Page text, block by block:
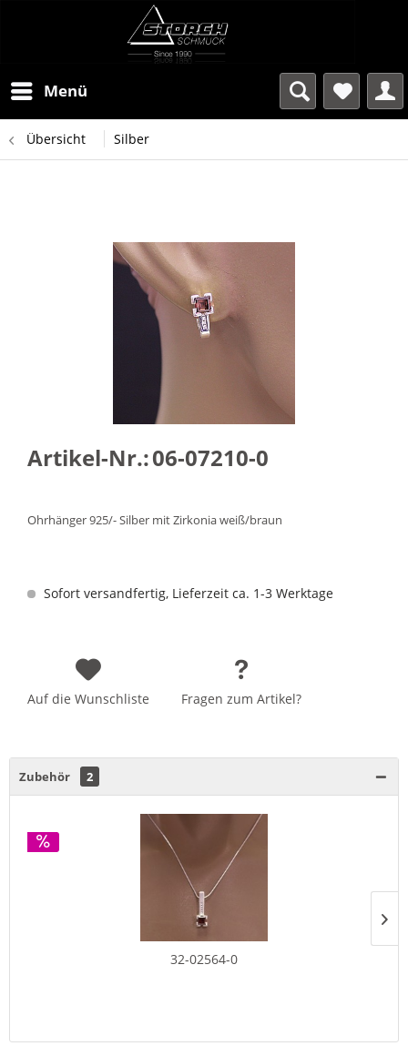
Menü
Übersicht Silber
Artikel-Nr.:06-07210-0
Ohrhänger 925/- Silber mit Zirkonia weiß/braun
Sofort versandfertig, Lieferzeit ca. 1-3 Werktage
Auf die Wunschliste Fragen zum Artikel?
Zubehör 2
32-02564-0